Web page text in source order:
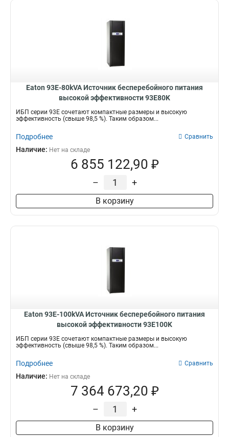
Eaton 93E-80kVA Источник бесперебойного питания
высокой эффективности 93E80K
ИБП серии 93Е сочетают компактные размеры и высокую
эффективность (свыше 98,5 %). Таким образом...
Подробнее Сравнить
Наличие: Нет на складе
6 855 122,90 ₽
– +
В корзину
Eaton 93E-100kVA Источник бесперебойного питания
высокой эффективности 93E100K
ИБП серии 93Е сочетают компактные размеры и высокую
эффективность (свыше 98,5 %). Таким образом...
Подробнее Сравнить
Наличие: Нет на складе
7 364 673,20 ₽
– +
В корзину